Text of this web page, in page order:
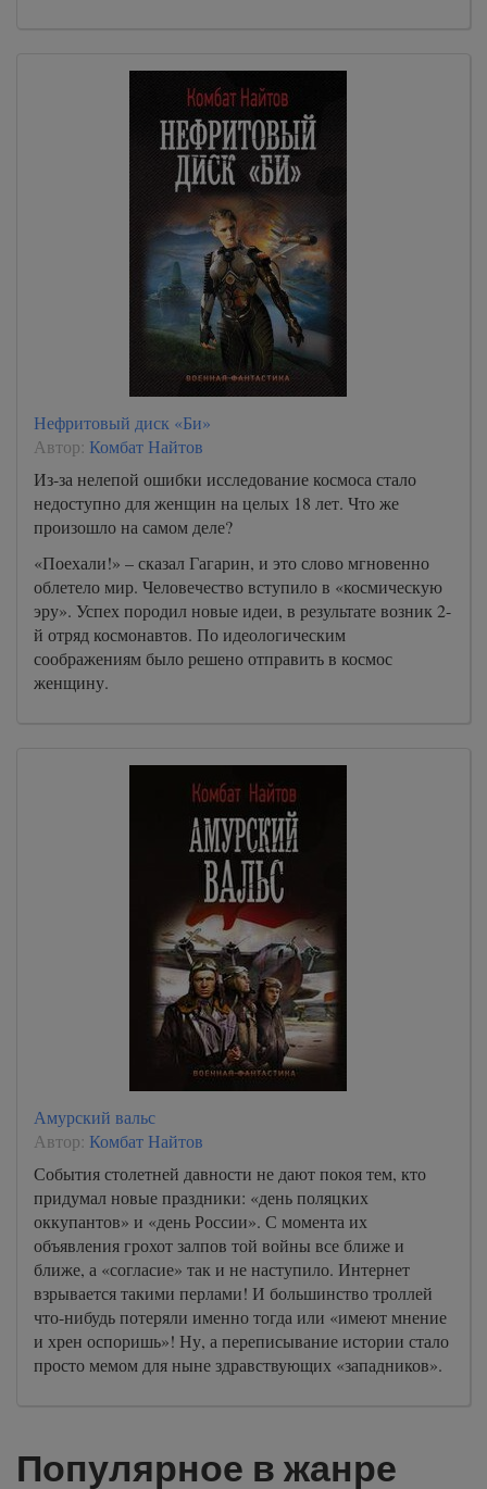
Нефритовый диск «Би»
Автор: Комбат Найтов
Из-за нелепой ошибки исследование космоса стало
недоступно для женщин на целых 18 лет. Что же
произошло на самом деле?
«Поехали!» – сказал Гагарин, и это слово мгновенно
облетело мир. Человечество вступило в «космическую
эру». Успех породил новые идеи, в результате возник 2-
й отряд космонавтов. По идеологическим
соображениям было решено отправить в космос
женщину.
Амурский вальс
Автор: Комбат Найтов
События столетней давности не дают покоя тем, кто
придумал новые праздники: «день поляцких
оккупантов» и «день России». С момента их
объявления грохот залпов той войны все ближе и
ближе, а «согласие» так и не наступило. Интернет
взрывается такими перлами! И большинство троллей
что-нибудь потеряли именно тогда или «имеют мнение
и хрен оспоришь»! Ну, а переписывание истории стало
просто мемом для ныне здравствующих «западников».
Популярное в жанре